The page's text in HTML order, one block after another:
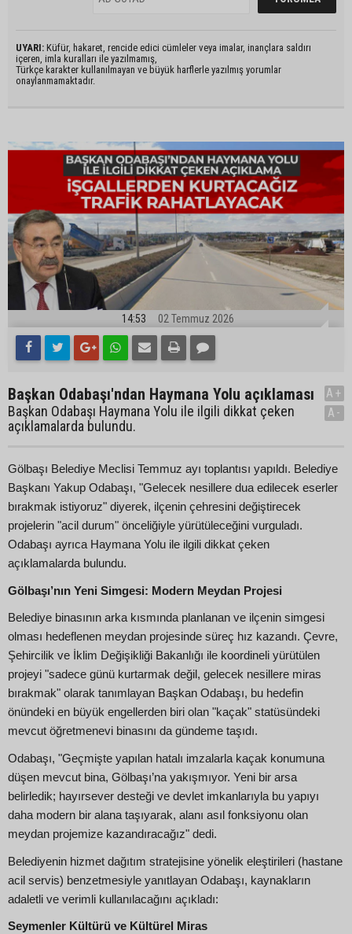
UYARI: Küfür, hakaret, rencide edici cümleler veya imalar, inançlara saldırı
içeren, imla kuralları ile yazılmamış,
Türkçe karakter kullanılmayan ve büyük harflerle yazılmış yorumlar
onaylanmamaktadır.
14:53 02 Temmuz 2026
Başkan Odabaşı'ndan Haymana Yolu açıklaması
Başkan Odabaşı Haymana Yolu ile ilgili dikkat çeken
açıklamalarda bulundu.
A+
A-
Gölbaşı Belediye Meclisi Temmuz ayı toplantısı yapıldı. Belediye
Başkanı Yakup Odabaşı, "Gelecek nesillere dua edilecek eserler
bırakmak istiyoruz" diyerek, ilçenin çehresini değiştirecek
projelerin "acil durum" önceliğiyle yürütüleceğini vurguladı.
Odabaşı ayrıca Haymana Yolu ile ilgili dikkat çeken
açıklamalarda bulundu.
Gölbaşı’nın Yeni Simgesi: Modern Meydan Projesi
Belediye binasının arka kısmında planlanan ve ilçenin simgesi
olması hedeflenen meydan projesinde süreç hız kazandı. Çevre,
Şehircilik ve İklim Değişikliği Bakanlığı ile koordineli yürütülen
projeyi "sadece günü kurtarmak değil, gelecek nesillere miras
bırakmak" olarak tanımlayan Başkan Odabaşı, bu hedefin
önündeki en büyük engellerden biri olan "kaçak" statüsündeki
mevcut öğretmenevi binasını da gündeme taşıdı.
Odabaşı, "Geçmişte yapılan hatalı imzalarla kaçak konumuna
düşen mevcut bina, Gölbaşı’na yakışmıyor. Yeni bir arsa
belirledik; hayırsever desteği ve devlet imkanlarıyla bu yapıyı
daha modern bir alana taşıyarak, alanı asıl fonksiyonu olan
meydan projemize kazandıracağız" dedi.
Belediyenin hizmet dağıtım stratejisine yönelik eleştirileri (hastane
acil servis) benzetmesiyle yanıtlayan Odabaşı, kaynakların
adaletli ve verimli kullanılacağını açıkladı:
Seymenler Kültürü ve Kültürel Miras